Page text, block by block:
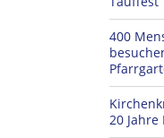
400
20 Jahre